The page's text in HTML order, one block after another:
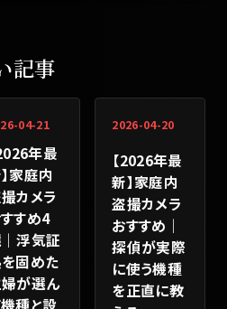
記事
04-21
年最
家庭内
カメラ
すめ4
浮気証
固めた
が選ん
2026-04-20
【2026年最
新】家庭内
盗撮カメラ
おすすめ｜
探偵が実際
に使う機種
を正直に教